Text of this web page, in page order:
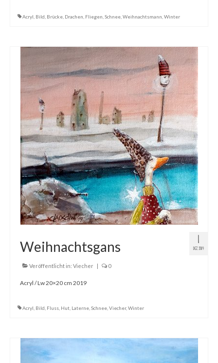
Dies & Das
Acryl Bild Brücke Drachen Fliegen Schnee Weihnachtsmann Winter
1
DEZ. 2019
Weihnachtsgans
Veröffentlicht in: Viecher | 0
Acryl / Lw 20×20 cm 2019
Acryl Bild Fluss Hut Laterne Schnee Viecher, Winter